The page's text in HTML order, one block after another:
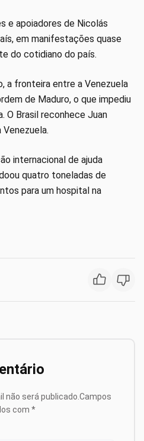
e apoiadores de Nicolás
em manifestações quase
do cotidiano do país.
a fronteira entre a Venezuela
de Maduro, o que impediu
O Brasil reconhece Juan
internacional de ajuda
quatro toneladas de
para um hospital na
não será publicado. Campos
com *